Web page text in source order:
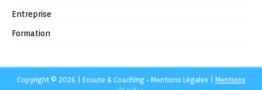
Entreprise
Formation
Copyright © 2026 | Ecoute & Coaching - Mentions Légales | Mentions